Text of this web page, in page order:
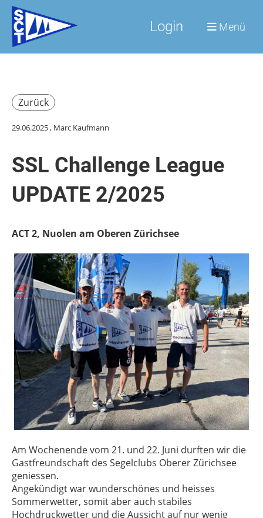
Login Menü
Zurück
29.06.2025, Marc Kaufmann
SSL Challenge League
UPDATE 2/2025
ACT 2, Nuolen am Oberen Zürichsee
Am Wochenende vom 21. und 22. Juni durften wir die
Gastfreundschaft des Segelclubs Oberer Zürichsee
geniessen.
Angekündigt war wunderschönes und heisses
Sommerwetter, somit aber auch stabiles
Hochdruckwetter und die Aussicht auf nur wenig